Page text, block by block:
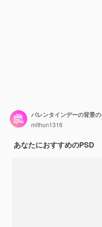
mithun1316
あなたにおすすめのPSD